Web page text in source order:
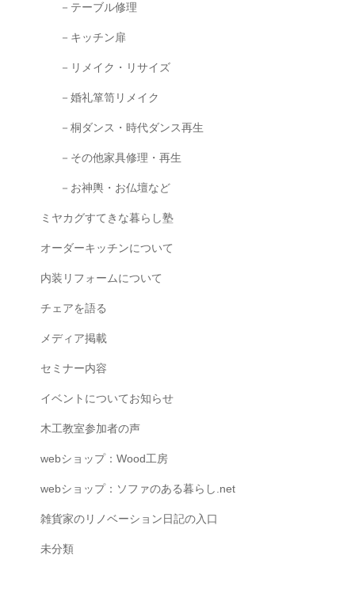
－テーブル修理
－キッチン扉
－リメイク・リサイズ
－婚礼箪笥リメイク
－桐ダンス・時代ダンス再生
－その他家具修理・再生
－お神輿・お仏壇など
ミヤカグすてきな暮らし塾
オーダーキッチンについて
内装リフォームについて
チェアを語る
メディア掲載
セミナー内容
イベントについてお知らせ
木工教室参加者の声
webショップ：Wood工房
webショップ：ソファのある暮らし.net
雑貨家のリノベーション日記の入口
未分類